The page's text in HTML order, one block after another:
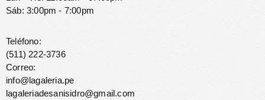
Sáb: 3:00pm - 7:00pm
Teléfono:
(511) 222-3736
Correo:
info@lagaleria.pe
lagaleriadesanisidro@gmail.com